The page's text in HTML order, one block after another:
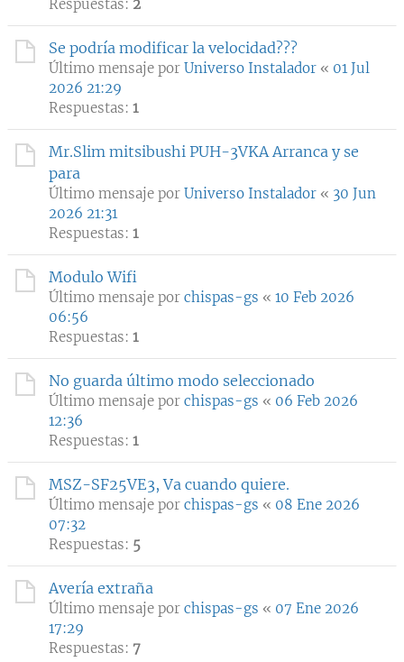
Respuestas: 2
Se podría modificar la velocidad???
Último mensaje por Universo Instalador « 01 Jul
2026 21:29
Respuestas: 1
Mr.Slim mitsibushi PUH-3VKA Arranca y se
para
Último mensaje por Universo Instalador « 30 Jun
2026 21:31
Respuestas: 1
Modulo Wifi
Último mensaje por chispas-gs « 10 Feb 2026
06:56
Respuestas: 1
No guarda último modo seleccionado
Último mensaje por chispas-gs « 06 Feb 2026
12:36
Respuestas: 1
MSZ-SF25VE3, Va cuando quiere.
Último mensaje por chispas-gs « 08 Ene 2026
07:32
Respuestas: 5
Avería extraña
Último mensaje por chispas-gs « 07 Ene 2026
17:29
Respuestas: 7